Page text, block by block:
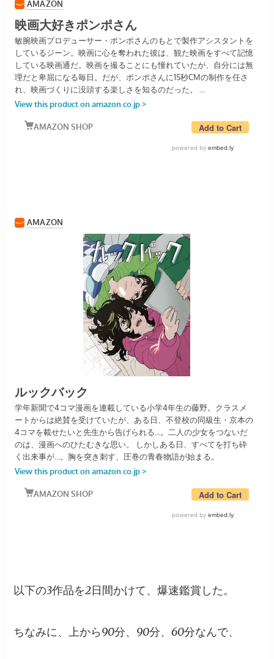
以下の3作品を2日間かけて、爆速鑑賞した。
ちなみに、上から90分、90分、60分なんで、